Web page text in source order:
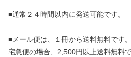
■通常２４時間以内に発送可能です。
■メール便は、１冊から送料無料です。
宅急便の場合、2,500円以上送料無料で